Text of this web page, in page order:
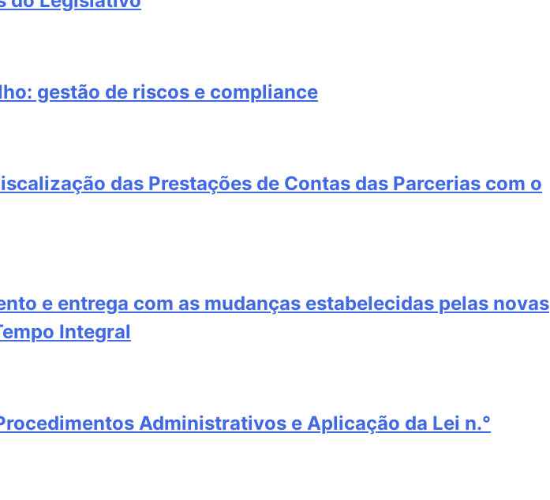
gestão de riscos e compliance
das Prestações de Contas das Parcerias com o
e entrega com as mudanças estabelecidas pelas novas
Integral
Administrativos e Aplicação da Lei n.°